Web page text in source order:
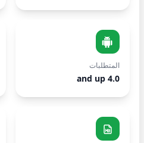
المتطلبات
4.0 and up